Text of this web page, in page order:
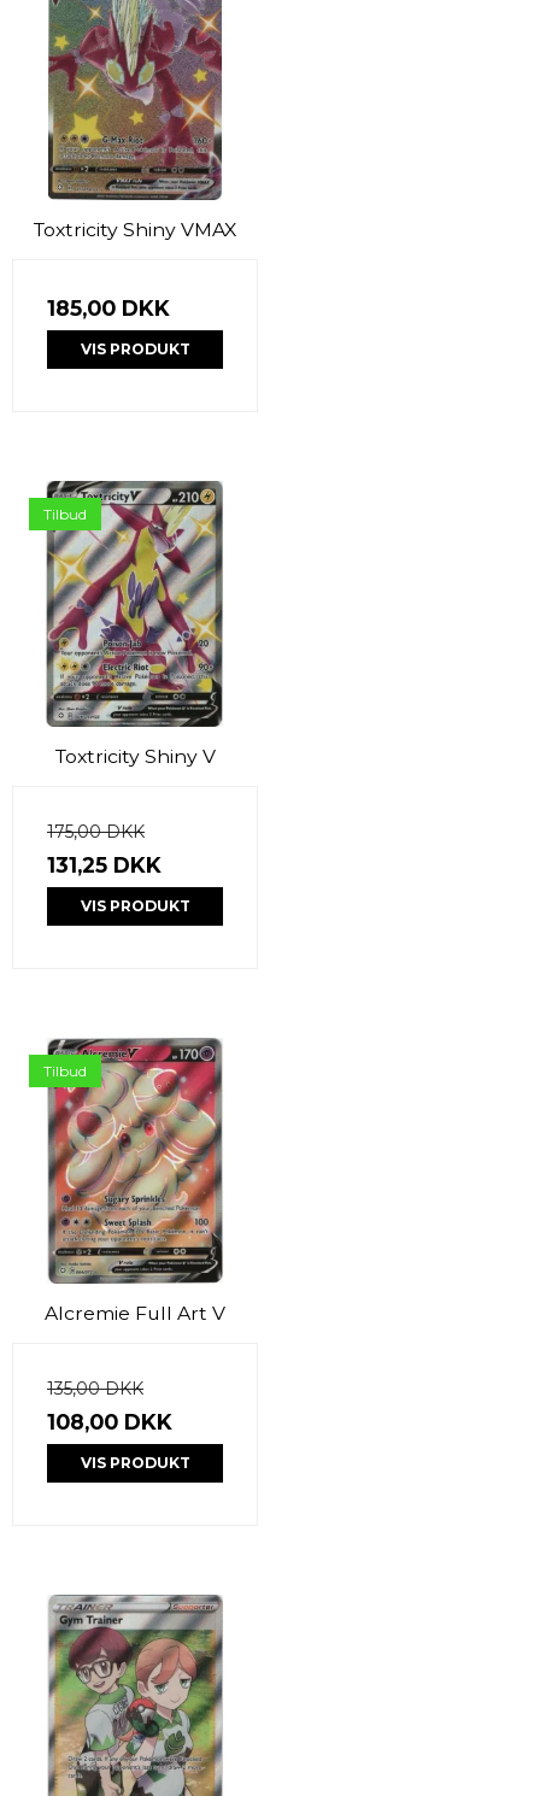
Toxtricity Shiny VMAX
185,00 DKK
VIS PRODUKT
Tilbud
Toxtricity Shiny V
175,00 DKK
131,25 DKK
VIS PRODUKT
Tilbud
Alcremie Full Art V
135,00 DKK
108,00 DKK
VIS PRODUKT